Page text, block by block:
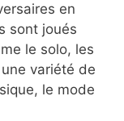
en
sont joués
le solo, les
variété de
le mode